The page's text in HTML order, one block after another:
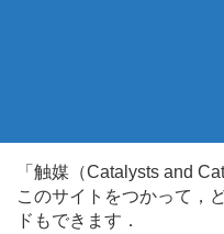
「触媒（Catalysts and
このサイトをつかって，
ドもできます．